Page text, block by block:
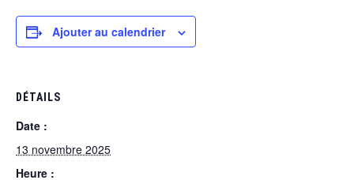
Ajouter au calendrier
DÉTAILS
Date :
13 novembre 2025
Heure :